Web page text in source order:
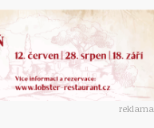
reklama